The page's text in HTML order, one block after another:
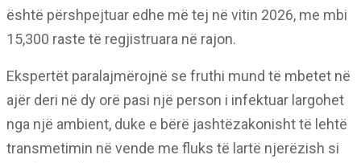
është përshpejtuar edhe më tej në vitin 2026, me mbi
15,300 raste të regjistruara në rajon.
Ekspertët paralajmërojnë se fruthi mund të mbetet në
ajër deri në dy orë pasi një person i infektuar largohet
nga një ambient, duke e bërë jashtëzakonisht të lehtë
transmetimin në vende me fluks të lartë njerëzish si